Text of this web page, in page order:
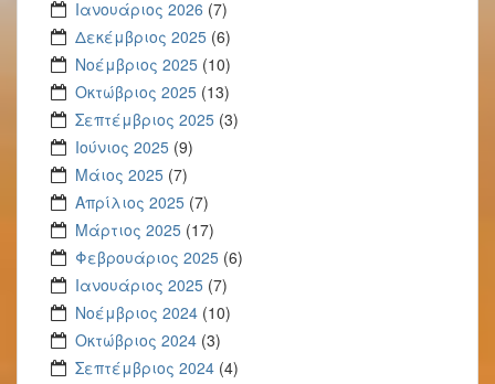
Ιανουάριος 2026 (7)
Δεκέμβριος 2025 (6)
Νοέμβριος 2025 (10)
Οκτώβριος 2025 (13)
Σεπτέμβριος 2025 (3)
Ιούνιος 2025 (9)
Μάιος 2025 (7)
Απρίλιος 2025 (7)
Μάρτιος 2025 (17)
Φεβρουάριος 2025 (6)
Ιανουάριος 2025 (7)
Νοέμβριος 2024 (10)
Οκτώβριος 2024 (3)
Σεπτέμβριος 2024 (4)